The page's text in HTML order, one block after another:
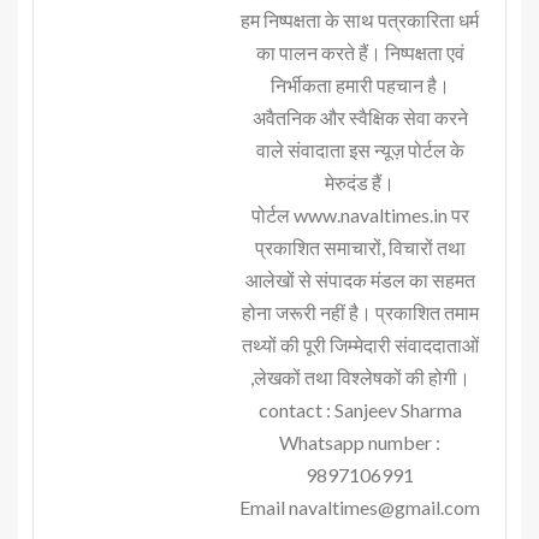
हम निष्पक्षता के साथ पत्रकारिता धर्म
का पालन करते हैं। निष्पक्षता एवं
निर्भीकता हमारी पहचान है।
अवैतनिक और स्वैक्षिक सेवा करने
वाले संवादाता इस न्यूज़ पोर्टल के
मेरुदंड हैं।
पोर्टल www.navaltimes.in पर
प्रकाशित समाचारों, विचारों तथा
आलेखों से संपादक मंडल का सहमत
होना जरूरी नहीं है। प्रकाशित तमाम
तथ्यों की पूरी जिम्मेदारी संवाददाताओं
,लेखकों तथा विश्लेषकों की होगी।
contact : Sanjeev Sharma
Whatsapp number :
9897106991
Email navaltimes@gmail.com